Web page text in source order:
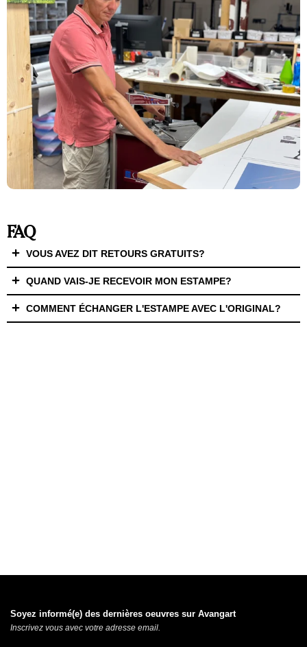
FAQ
VOUS AVEZ DIT RETOURS GRATUITS?
QUAND VAIS-JE RECEVOIR MON ESTAMPE?
COMMENT ÉCHANGER L'ESTAMPE AVEC L'ORIGINAL?
Soyez informé(e) des dernières oeuvres sur Avangart
Inscrivez vous avec votre adresse email.